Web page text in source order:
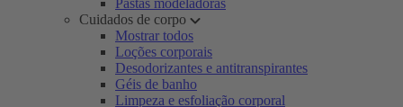
Pastas modeladoras
Cuidados de corpo
Mostrar todos
Loções corporais
Desodorizantes e antitranspirantes
Géis de banho
Limpeza e esfoliação corporal